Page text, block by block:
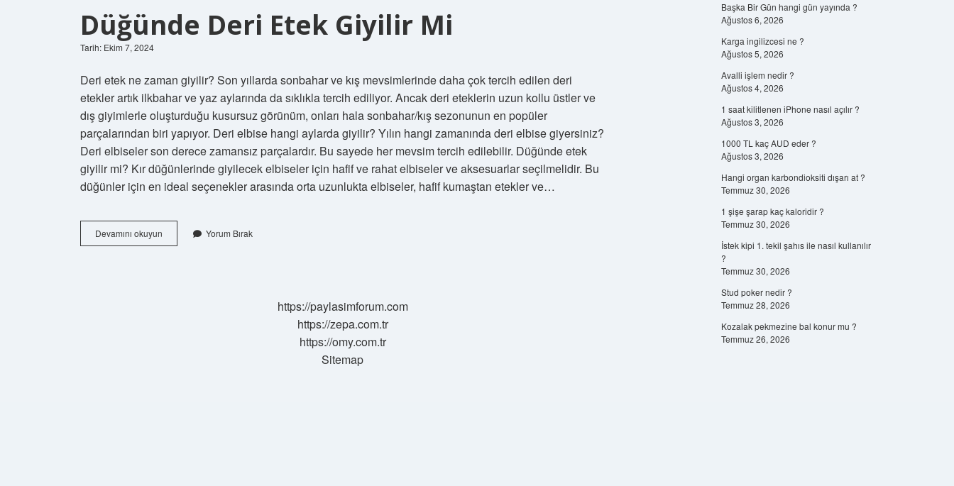
Düğünde Deri Etek Giyilir Mi
Tarih: Ekim 7, 2024
Deri etek ne zaman giyilir? Son yıllarda sonbahar ve kış mevsimlerinde daha çok tercih edilen deri
etekler artık ilkbahar ve yaz aylarında da sıklıkla tercih ediliyor. Ancak deri eteklerin uzun kollu üstler ve
dış giyimlerle oluşturduğu kusursuz görünüm, onları hala sonbahar/kış sezonunun en popüler
parçalarından biri yapıyor. Deri elbise hangi aylarda giyilir? Yılın hangi zamanında deri elbise giyersiniz?
Deri elbiseler son derece zamansız parçalardır. Bu sayede her mevsim tercih edilebilir. Düğünde etek
giyilir mi? Kır düğünlerinde giyilecek elbiseler için hafif ve rahat elbiseler ve aksesuarlar seçilmelidir. Bu
düğünler için en ideal seçenekler arasında orta uzunlukta elbiseler, hafif kumaştan etekler ve…
Devamını okuyun Düğünde
Deri
Yorum Bırak
https://paylasimforum.com
https://zepa.com.tr
https://omy.com.tr
Sitemap
Başka Bir Gün hangi gün yayında ?
Ağustos 6, 2026
Karga ingilizcesi ne ?
Ağustos 5, 2026
Avalli işlem nedir ?
Ağustos 4, 2026
1 saat kilitlenen iPhone nasıl açılır ?
Ağustos 3, 2026
1000 TL kaç AUD eder ?
Ağustos 3, 2026
Hangi organ karbondioksiti dışarı at ?
Temmuz 30, 2026
1 şişe şarap kaç kaloridir ?
Temmuz 30, 2026
İstek kipi 1. tekil şahıs ile nasıl kullanılır
?
Temmuz 30, 2026
Stud poker nedir ?
Temmuz 28, 2026
Kozalak pekmezine bal konur mu ?
Temmuz 26, 2026